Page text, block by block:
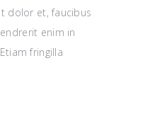
dolor et, faucibus
enim in
fringilla